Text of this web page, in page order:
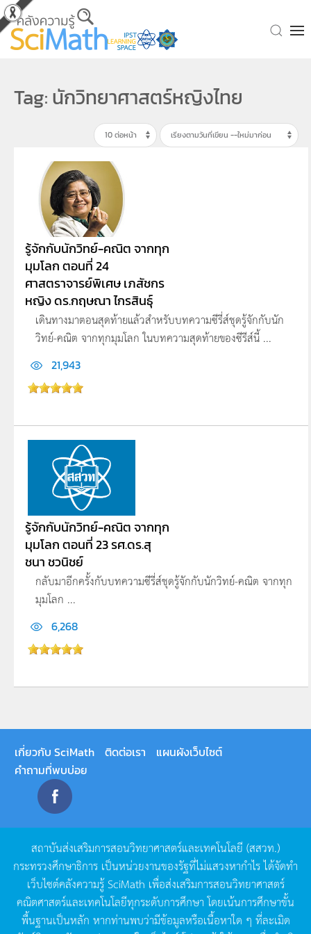
Skip to main content
Tag: นักวิทยาศาสตร์หญิงไทย
รู้จักกับนักวิทย์-คณิต จากทุก
มุมโลก ตอนที่ 24
ศาสตราจารย์พิเศษ เภสัชกร
หญิง ดร.กฤษณา ไกรสินธุ์
เดินทางมาตอนสุดท้ายแล้วสำหรับบทความซีรี่ส์ชุดรู้จักกับนัก
วิทย์-คณิต จากทุกมุมโลก ในบทความสุดท้ายของซีรีส์นี้ ...
21,943
รู้จักกับนักวิทย์-คณิต จากทุก
มุมโลก ตอนที่ 23 รศ.ดร.สุ
ชนา ชวนิชย์
กลับมาอีกครั้งกับบทความซีรี่ส์ชุดรู้จักกับนักวิทย์-คณิต จากทุก
มุมโลก ...
6,268
เกี่ยวกับ SciMath ติดต่อเรา
แผนผังเว็บไซต์
คำถามที่พบบ่อย
สถาบันส่งเสริมการสอนวิทยาศาสตร์และเทคโนโลยี (สสวท.)
กระทรวงศึกษาธิการ เป็นหน่วยงานของรัฐที่ไม่แสวงหากำไรได้จัดทำ
เว็บไซต์คลังความรู้SciMath เพื่อส่งเสริมการสอนวิทยาศาสตร์
คณิตศาสตร์และเทคโนโลยีทุกระดับการศึกษา โดยเน้นการศึกษาขั้น
พื้นฐานเป็นหลัก หากท่านพบว่ามีข้อมูลหรือเนื้อหาใด ๆ ที่ละเมิด